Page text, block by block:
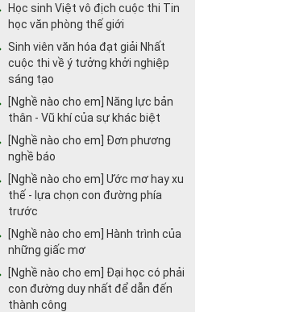
Học sinh Việt vô địch cuộc thi Tin
học văn phòng thế giới
Sinh viên văn hóa đạt giải Nhất
cuộc thi về ý tưởng khởi nghiệp
sáng tạo
[Nghề nào cho em] Năng lực bản
thân - Vũ khí của sự khác biệt
[Nghề nào cho em] Đơn phương
nghề báo
[Nghề nào cho em] Ước mơ hay xu
thế - lựa chọn con đường phía
trước
[Nghề nào cho em] Hành trình của
những giấc mơ
[Nghề nào cho em] Đại học có phải
con đường duy nhất để dẫn đến
thành công